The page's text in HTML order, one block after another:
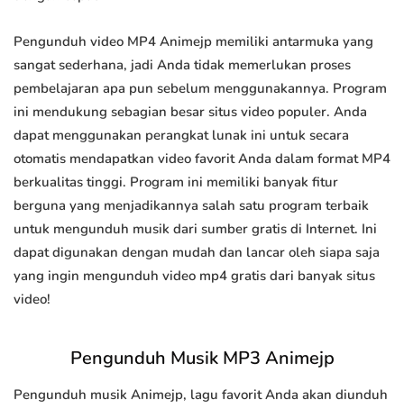
Pengunduh video MP4 Animejp memiliki antarmuka yang
sangat sederhana, jadi Anda tidak memerlukan proses
pembelajaran apa pun sebelum menggunakannya. Program
ini mendukung sebagian besar situs video populer. Anda
dapat menggunakan perangkat lunak ini untuk secara
otomatis mendapatkan video favorit Anda dalam format MP4
berkualitas tinggi. Program ini memiliki banyak fitur
berguna yang menjadikannya salah satu program terbaik
untuk mengunduh musik dari sumber gratis di Internet. Ini
dapat digunakan dengan mudah dan lancar oleh siapa saja
yang ingin mengunduh video mp4 gratis dari banyak situs
video!
Pengunduh Musik MP3 Animejp
Pengunduh musik Animejp, lagu favorit Anda akan diunduh